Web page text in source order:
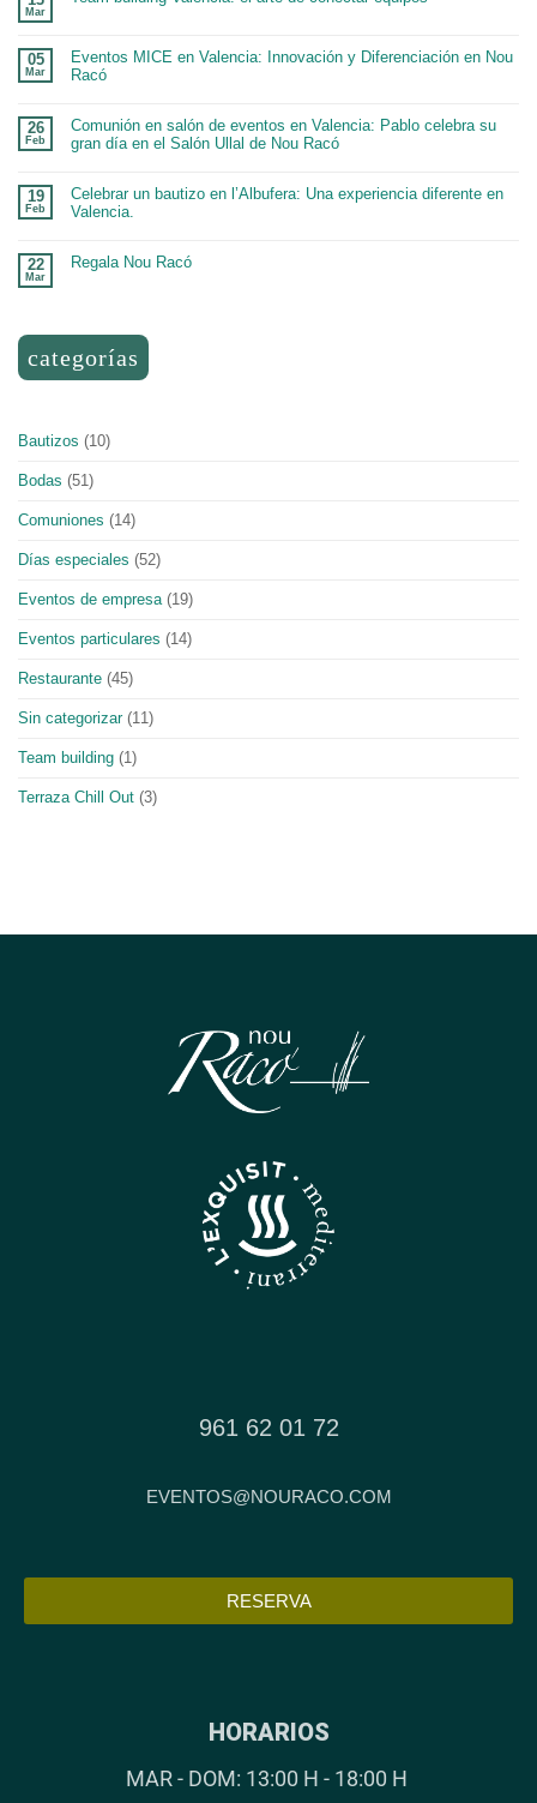
Mar
05
Mar
Eventos MICE en Valencia: Innovación y Diferenciación en Nou
Racó
26
Feb
Comunión en salón de eventos en Valencia: Pablo celebra su
gran día en el Salón Ullal de Nou Racó
19
Feb
Celebrar un bautizo en l’Albufera: Una experiencia diferente en
Valencia.
22
Mar
Regala Nou Racó
categorías
Bautizos (10)
Bodas (51)
Comuniones (14)
Días especiales (52)
Eventos de empresa (19)
Eventos particulares (14)
Restaurante (45)
Sin categorizar(11)
Team building (1)
Terraza Chill Out (3)
961 62 01 72
EVENTOS@NOURACO.COM
RESERVA
HORARIOS
MAR - DOM: 13:00 H - 18:00 H